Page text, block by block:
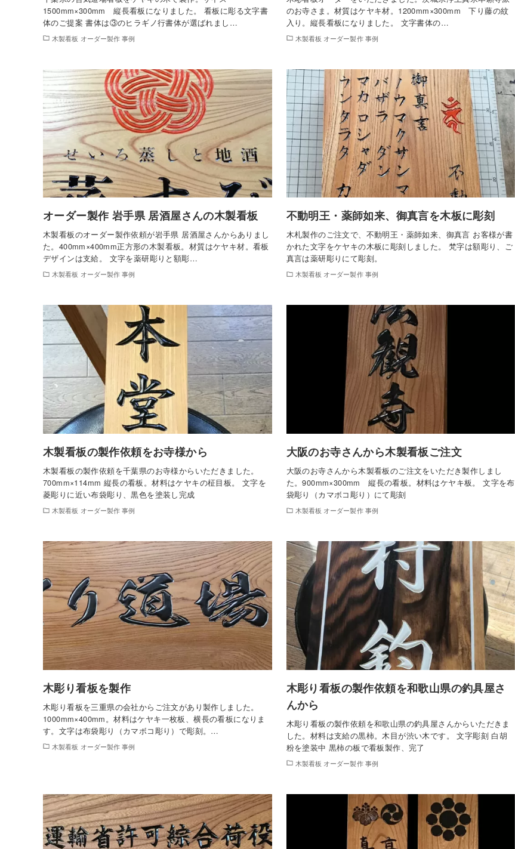
1500mm×300mm 縦長看板になりました。 看板に彫る文字書
体のご提案 書体は③のヒラギノ行書体が選ばれまし…
木製看板 オーダー製作 事例
のお寺さま。材質はケヤキ材。1200mm×300mm 下り藤の紋
入り。縦長看板になりました。 文字書体の…
木製看板 オーダー製作 事例
オーダー製作 岩手県 居酒屋さんの木製看板
木製看板のオーダー製作依頼が岩手県 居酒屋さんからありまし
た。400mm×400mm正方形の木製看板。材質はケヤキ材。看板
デザインは支給。 文字を薬研彫りと額彫…
木製看板 オーダー製作 事例
不動明王・薬師如来、御真言を木板に彫刻
木札製作のご注文で、不動明王・薬師如来、御真言 お客様が書
かれた文字をケヤキの木板に彫刻しました。 梵字は額彫り、ご
真言は薬研彫りにて彫刻。
木製看板 オーダー製作 事例
木製看板の製作依頼をお寺様から
木製看板の製作依頼を千葉県のお寺様からいただきました。
700mm×114mm 縦長の看板。材料はケヤキの柾目板。 文字を
菱彫りに近い布袋彫り、黒色を塗装し完成
木製看板 オーダー製作 事例
大阪のお寺さんから木製看板ご注文
大阪のお寺さんから木製看板のご注文をいただき製作しまし
た。900mm×300mm 縦長の看板。材料はケヤキ板。 文字を布
袋彫り（カマボコ彫り）にて彫刻
木製看板 オーダー製作 事例
木彫り看板を製作
木彫り看板を三重県の会社からご注文があり製作しました。
1000mm×400mm。材料はケヤキ一枚板、横長の看板になりま
す。文字は布袋彫り（カマボコ彫り）で彫刻。…
木製看板 オーダー製作 事例
木彫り看板の製作依頼を和歌山県の釣具屋さ
んから
木彫り看板の製作依頼を和歌山県の釣具屋さんからいただきま
した。材料は支給の黒柿。木目が渋い木です。 文字彫刻 白胡
粉を塗装中 黒柿の板で看板製作、完了
木製看板 オーダー製作 事例